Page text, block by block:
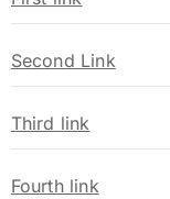
Second Link
Third link
Fourth link